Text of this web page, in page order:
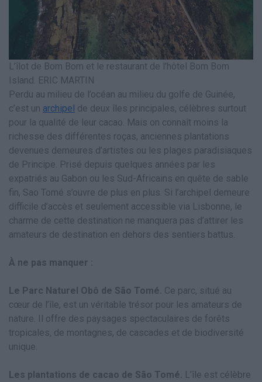
L’îlot de Bom Bom et le restaurant de l’hôtel Bom Bom
Island. ERIC MARTIN
Perdu au milieu de l’océan au milieu du golfe de Guinée,
c’est un archipel de deux îles principales, célèbres surtout
pour la qualité de leur cacao. Mais on connaît moins la
richesse des différentes roças, anciennes plantations
devenues demeures d’artistes ou les plages paradisiaques
de Principe. Prisé depuis quelques années par les
expatriés au Gabon ou les Sud-Africains en quête de sable
fin, Sao Tomé s’ouvre de plus en plus. Si l’archipel demeure
difficile d’accès et seulement accessible via Lisbonne, le
charme de cette destination ne manquera pas d’attirer les
amateurs de destination en dehors des sentiers battus.
À ne pas manquer :
Le Parc Naturel Obô de São Tomé. Ce parc, situé au
cœur de l’île, est un véritable trésor pour les amateurs de
nature. Il offre des paysages spectaculaires de forêts
tropicales, de montagnes, de cascades et de biodiversité
unique.
Les plantations de cacao de São Tomé. L’île est célèbre